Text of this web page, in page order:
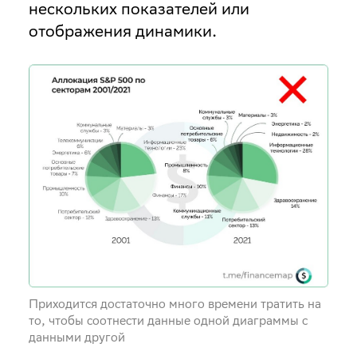
нескольких показателей или
отображения динамики.
Приходится достаточно много времени тратить на
то, чтобы соотнести данные одной диаграммы с
данными другой